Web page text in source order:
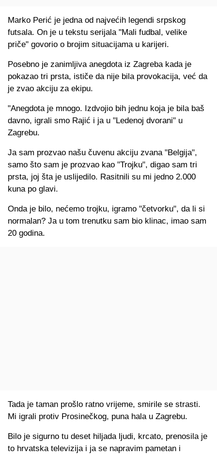
Marko Perić je jedna od najvećih legendi srpskog
futsala. On je u tekstu serijala "Mali fudbal, velike
priče" govorio o brojim situacijama u karijeri.
Posebno je zanimljiva anegdota iz Zagreba kada je
pokazao tri prsta, ističe da nije bila provokacija, već da
je zvao akciju za ekipu.
"Anegdota je mnogo. Izdvojio bih jednu koja je bila baš
davno, igrali smo Rajić i ja u "Ledenoj dvorani" u
Zagrebu.
Ja sam prozvao našu čuvenu akciju zvana "Belgija",
samo što sam je prozvao kao "Trojku", digao sam tri
prsta, joj šta je uslijedilo. Rasitnili su mi jedno 2.000
kuna po glavi.
Onda je bilo, nećemo trojku, igramo "četvorku", da li si
normalan? Ja u tom trenutku sam bio klinac, imao sam
20 godina.
Tada je taman prošlo ratno vrijeme, smirile se strasti.
Mi igrali protiv Prosinečkog, puna hala u Zagrebu.
Bilo je sigurno tu deset hiljada ljudi, krcato, prenosila je
to hrvatska televizija i ja se napravim pametan i